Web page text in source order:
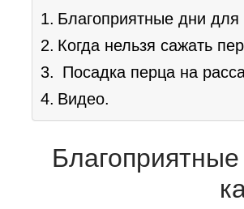
Благоприятные дни
Когда нельзя сажать
Посадка перца на
Видео.